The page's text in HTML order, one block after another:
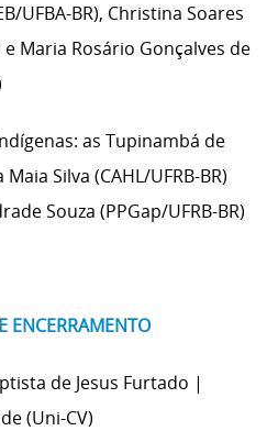
UFBA-BR), Christina Soares
e Maria Rosário Gonçalves de
as Tupinambá de
Silva (CAHL/UFRB-BR)
Souza (PPGap/UFRB-BR)
ENCERRAMENTO
de Jesus Furtado |
(Uni-CV)